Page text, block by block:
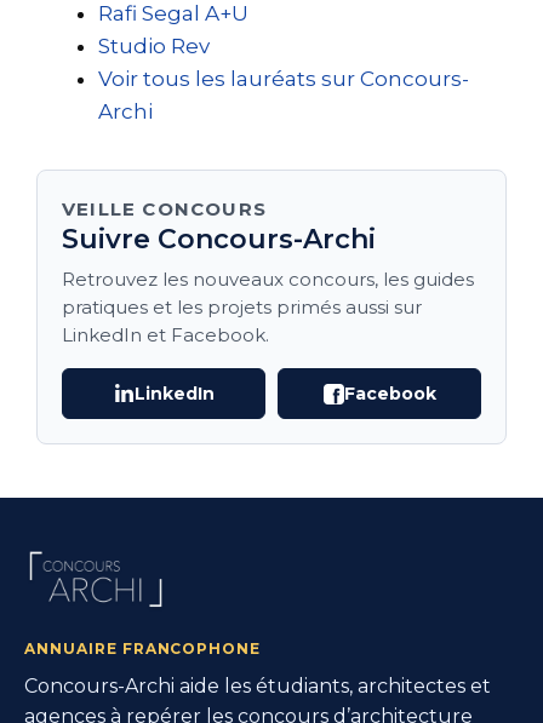
Rafi Segal A+U
Studio Rev
Voir tous les lauréats sur Concours-
Archi
VEILLE CONCOURS
Suivre Concours-Archi
Retrouvez les nouveaux concours, les guides
pratiques et les projets primés aussi sur
LinkedIn et Facebook.
LinkedIn Facebook
ANNUAIRE FRANCOPHONE
Concours-Archi aide les étudiants, architectes et
agences à repérer les concours d’architecture